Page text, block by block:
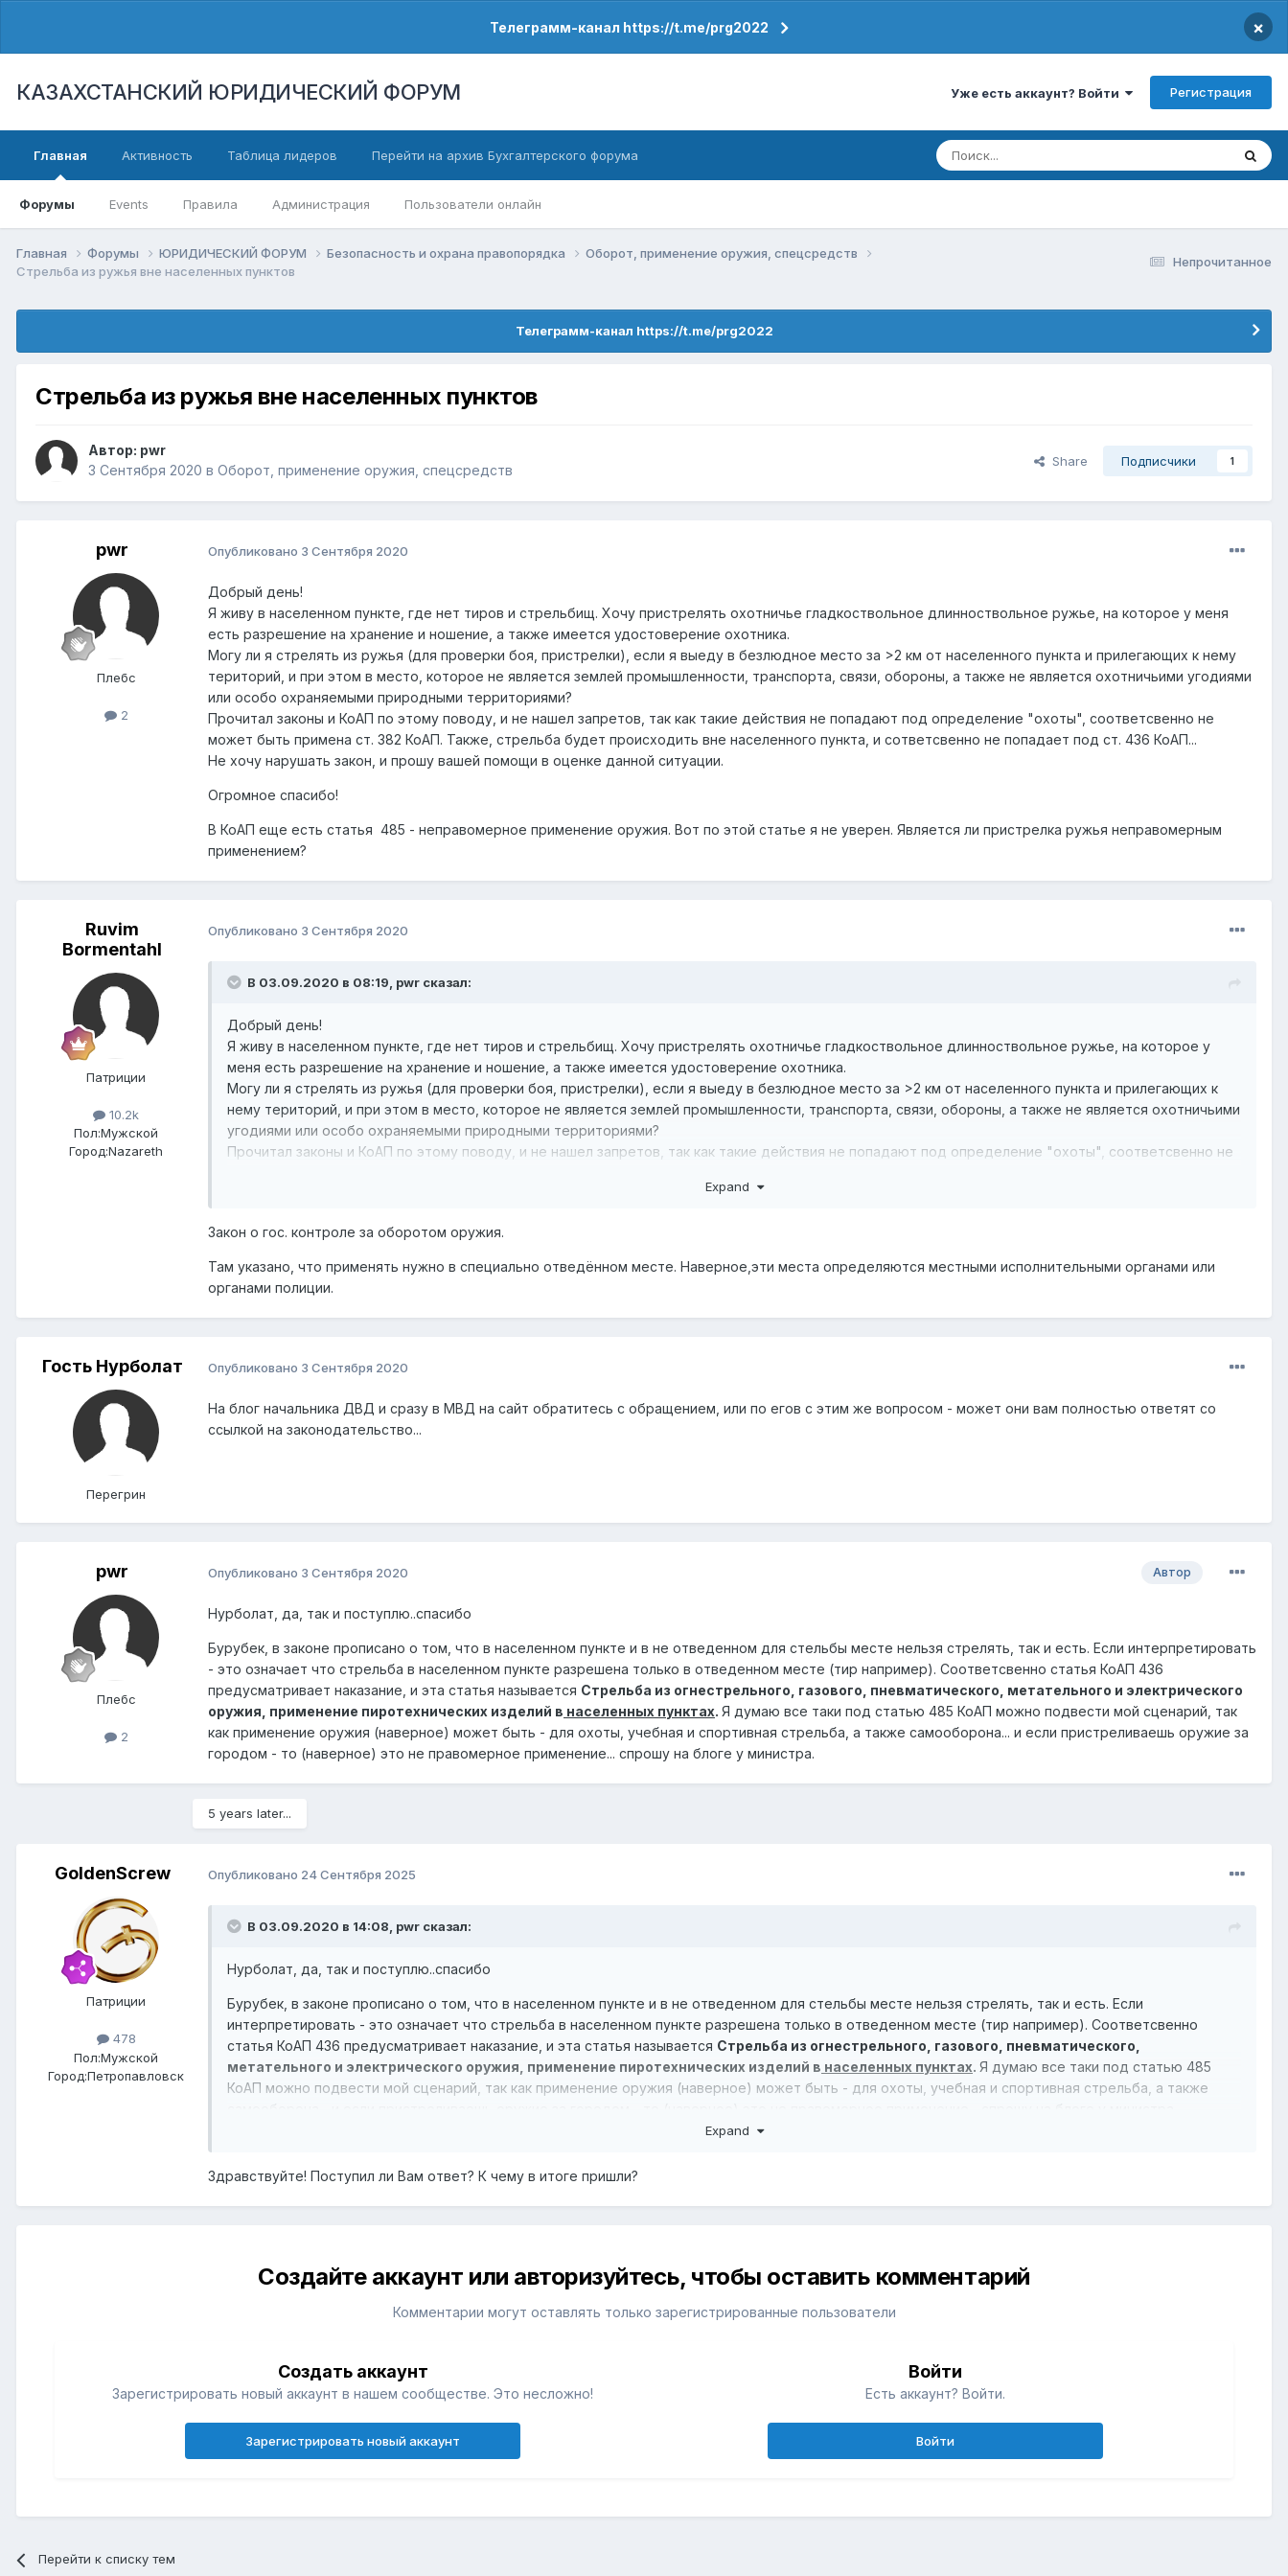
Телеграмм-канал https://t.me/prg2022 ×
КАЗАХСТАНСКИЙ ЮРИДИЧЕСКИЙ ФОРУМ Уже есть аккаунт? Войти Регистрация
Главная
Форумы Events Правила Администрация Пользователи онлайн
Активность Таблица лидеров Перейти на архив Бухгалтерского форума
Непрочитанное
Главная Форумы ЮРИДИЧЕСКИЙ ФОРУМ Безопасность и охрана правопорядка
Оборот, применение оружия, спецсредств
Стрельба из ружья вне населенных пунктов
Телеграмм-канал https://t.me/prg2022
Стрельба из ружья вне населенных пунктов
Автор: pwr
3 Сентября 2020 в Оборот, применение оружия, спецсредств
Share Подписчики 1
pwr
Плебс
2
Опубликовано 3 Сентября 2020
Добрый день!
Я живу в населенном пункте, где нет тиров и стрельбищ. Хочу пристрелять охотничье гладкоствольное длинноствольное ружье, на которое у меня
есть разрешение на хранение и ношение, а также имеется удостоверение охотника.
Могу ли я стрелять из ружья (для проверки боя, пристрелки), если я выеду в безлюдное место за >2 км от населенного пункта и прилегающих к нему
територий, и при этом в место, которое не является землей промышленности, транспорта, связи, обороны, а также не является охотничьими угодиями
или особо охраняемыми природными территориями?
Прочитал законы и КоАП по этому поводу, и не нашел запретов, так как такие действия не попадают под определение "охоты", соответсвенно не
может быть примена ст. 382 КоАП. Также, стрельба будет происходить вне населенного пункта, и сответсвенно не попадает под ст. 436 КоАП...
Не хочу нарушать закон, и прошу вашей помощи в оценке данной ситуации.
Огромное спасибо!
В КоАП еще есть статья 485 - неправомерное применение оружия. Вот по этой статье я не уверен. Является ли пристрелка ружья неправомерным
применением?
Ruvim
Bormentahl
Патриции
10.2k
Пол:Мужской
Город:Nazareth
Опубликовано 3 Сентября 2020
В 03.09.2020 в 08:19, pwr сказал:
Добрый день!
Я живу в населенном пункте, где нет тиров и стрельбищ. Хочу пристрелять охотничье гладкоствольное длинноствольное ружье, на которое у
меня есть разрешение на хранение и ношение, а также имеется удостоверение охотника.
Могу ли я стрелять из ружья (для проверки боя, пристрелки), если я выеду в безлюдное место за >2 км от населенного пункта и прилегающих к
нему територий, и при этом в место, которое не является землей промышленности, транспорта, связи, обороны, а также не является охотничьими
угодиями или особо охраняемыми природными территориями?
Прочитал законы и КоАП по этому поводу, и не нашел запретов, так как такие действия не попадают под определение "охоты", соответсвенно не
Не хочу нарушать закон, и прошу вашей помощи в оценке данной ситуации.
Огромное спасибо!
В КоАП еще есть статья 485 - неправомерное применение оружия. Вот по этой статье я не уверен. Является ли пристрелка ружья неправомерным
применением?
Expand
Закон о гос. контроле за оборотом оружия.
Там указано, что применять нужно в специально отведённом месте. Наверное,эти места определяются местными исполнительными органами или
органами полиции.
Гость Нурболат
Перегрин
Опубликовано 3 Сентября 2020
На блог начальника ДВД и сразу в МВД на сайт обратитесь с обращением, или по егов с этим же вопросом - может они вам полностью ответят со
ссылкой на законодательство...
pwr
Плебс
2
Автор
Опубликовано 3 Сентября 2020
Нурболат, да, так и поступлю..спасибо
Бурубек, в законе прописано о том, что в населенном пункте и в не отведенном для стельбы месте нельзя стрелять, так и есть. Если интерпретировать
- это означает что стрельба в населенном пункте разрешена только в отведенном месте (тир например). Соответсвенно статья КоАП 436
предусматривает наказание, и эта статья называется Стрельба из огнестрельного, газового, пневматического, метательного и электрического
оружия, применение пиротехнических изделий в населенных пунктах. Я думаю все таки под статью 485 КоАП можно подвести мой сценарий, так
как применение оружия (наверное) может быть - для охоты, учебная и спортивная стрельба, а также самооборона... и если пристреливаешь оружие за
городом - то (наверное) это не правомерное применение... спрошу на блоге у министра.
5 years later...
GoldenScrew
Патриции
478
Пол:Мужской
Город:Петропавловск
Опубликовано 24 Сентября 2025
В 03.09.2020 в 14:08, pwr сказал:
Нурболат, да, так и поступлю..спасибо
Бурубек, в законе прописано о том, что в населенном пункте и в не отведенном для стельбы месте нельзя стрелять, так и есть. Если
интерпретировать - это означает что стрельба в населенном пункте разрешена только в отведенном месте (тир например). Соответсвенно
статья КоАП 436 предусматривает наказание, и эта статья называется Стрельба из огнестрельного, газового, пневматического,
метательного и электрического оружия, применение пиротехнических изделий в населенных пунктах. Я думаю все таки под статью 485
КоАП можно подвести мой сценарий, так как применение оружия (наверное) может быть - для охоты, учебная и спортивная стрельба, а также
Expand
Здравствуйте! Поступил ли Вам ответ? К чему в итоге пришли?
Создайте аккаунт или авторизуйтесь, чтобы оставить комментарий
Комментарии могут оставлять только зарегистрированные пользователи
Создать аккаунт
Зарегистрировать новый аккаунт в нашем сообществе. Это несложно!
Зарегистрировать новый аккаунт
Войти
Есть аккаунт? Войти.
Войти
Перейти к списку тем